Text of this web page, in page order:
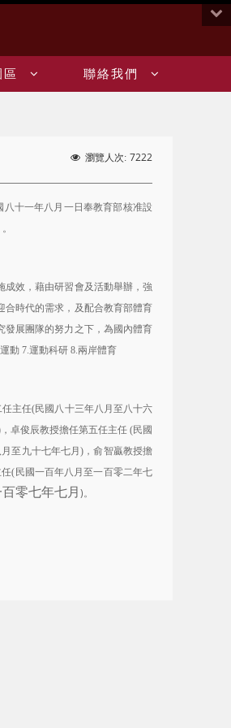
聯絡我們
瀏覽人次: 7222
十一年八月一日奉教育部核准設
效，藉由研習會及活動舉辦，強
合時代的需求，及配合教育部體育
發展團隊的努力之下，為國內體育
動 7.運動科研 8.兩岸體育
任主任(民國八十三年八月至八十六
，卓俊辰教授擔任第五任主任(民國
至九十七年七月) ，俞智贏教授擔
(民國一百年八月至一百零二年七
零七年七月)。